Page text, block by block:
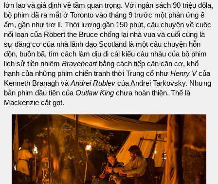
lớn lao và giả định về tầm quan trọng. Với ngân sách 90 triệu đôla,
bộ phim đã ra mắt ở Toronto vào tháng 9 trước một phản ứng ế
ẩm, gần như trơ lì. Thời lượng gần 150 phút, câu chuyện về cuộc
nổi loạn của Robert the Bruce chống lại nhà vua và cuối cùng là
sự đăng cơ của nhà lãnh đạo Scotland là một câu chuyện hỗn
độn, buồn bã, tìm cách làm dịu đi cái kiểu càu nhàu của bộ phim
lịch sử tiền nhiệm Braveheart bằng cách tiếp cận căn cơ, khổ
hạnh của những phim chiến tranh thời Trung cổ như Henry Vcủa
Kenneth Branagh và Andrei Rublev của Andrei Tarkovsky. Nhưng
bản phim đầu tiên của Outlaw King chưa hoàn thiện. Thế là
Mackenzie cắt gọt.